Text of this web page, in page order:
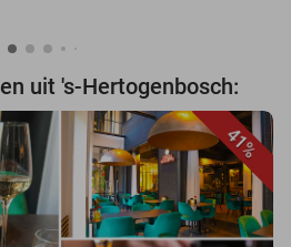
uit 's-Hertogenbosch:
41%